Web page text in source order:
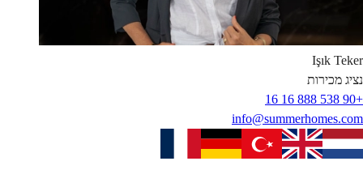
Işık Teker
נציג מכירות
+90 538 888 16 16
info@summerhomes.com